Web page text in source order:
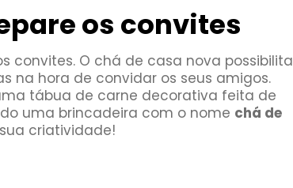
os convites
convites. O chá de casa nova possibilita
na hora de convidar os seus amigos.
tábua de carne decorativa feita de
uma brincadeira com o nome chá de
criatividade!